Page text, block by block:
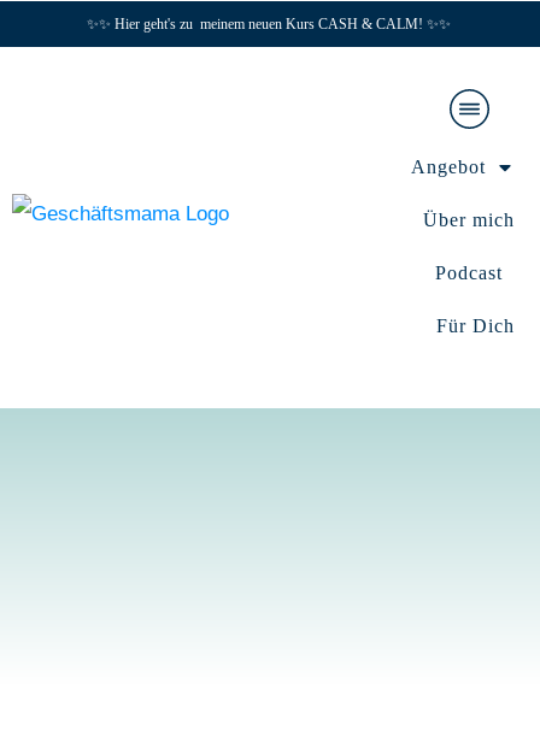
✨✨ Hier geht's zu meinem neuen Kurs CASH & CALM! ✨✨
Angebot
Über mich
Podcast
Für Dich